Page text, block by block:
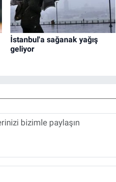
İstanbul'a sağanak yağış
geliyor